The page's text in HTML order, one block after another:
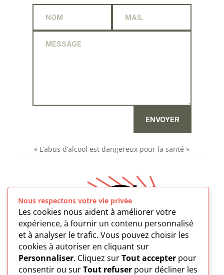
ENVOYER
« L’abus d’alcool est dangereux pour la santé »
Nous respectons votre vie privée
Les cookies nous aident à améliorer votre
expérience, à fournir un contenu personnalisé
et à analyser le trafic. Vous pouvez choisir les
cookies à autoriser en cliquant sur
Personnaliser. Cliquez surTout accepter pour
consentir ou surTout refuser pour décliner les